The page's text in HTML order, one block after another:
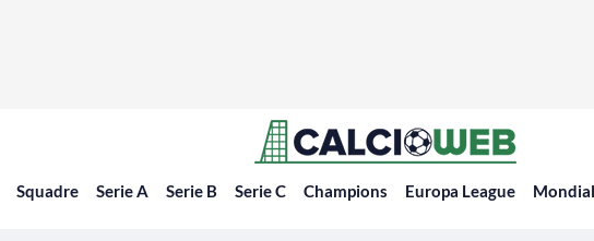
Squadre Serie A Serie B Serie C Champions Europa League